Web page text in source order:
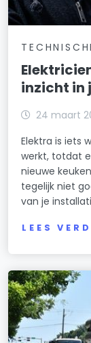
inzicht in
24 maart
Elektra is iets
werkt, totdat
nieuwe
tegelijk niet
van je
LEES